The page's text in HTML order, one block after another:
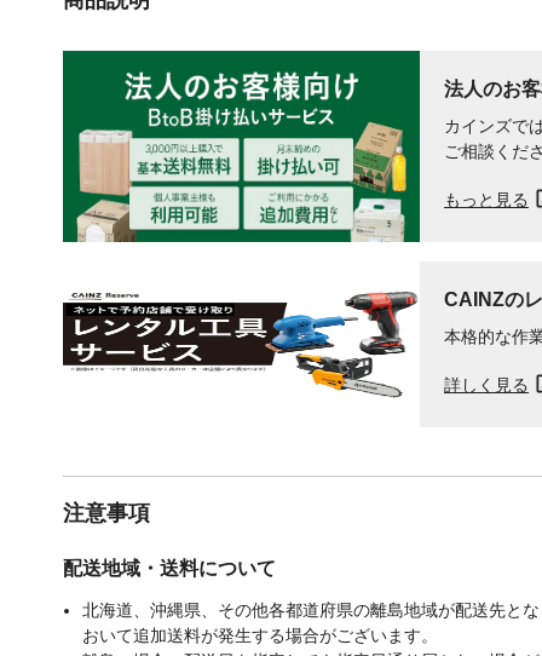
法人のお
カインズで
ご相談くだ
もっと見る
CAINZの
本格的な作
詳しく見る
注意事項
配送地域・送料について
北海道、沖縄県、その他各都道府県の離島地域が配送先と
おいて追加送料が発生する場合がございます。